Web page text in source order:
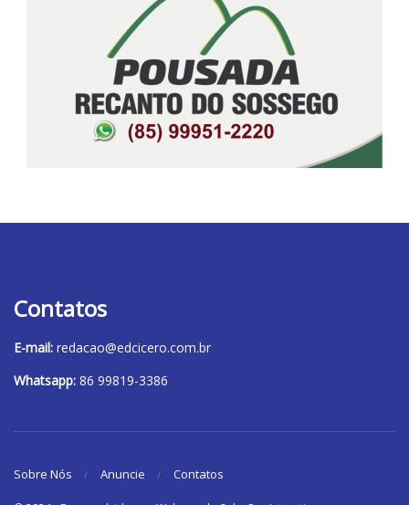
Contatos
E-mail: redacao@edcicero.com.br
Whatsapp: 86 99819-3386
Sobre Nós Anuncie Contatos